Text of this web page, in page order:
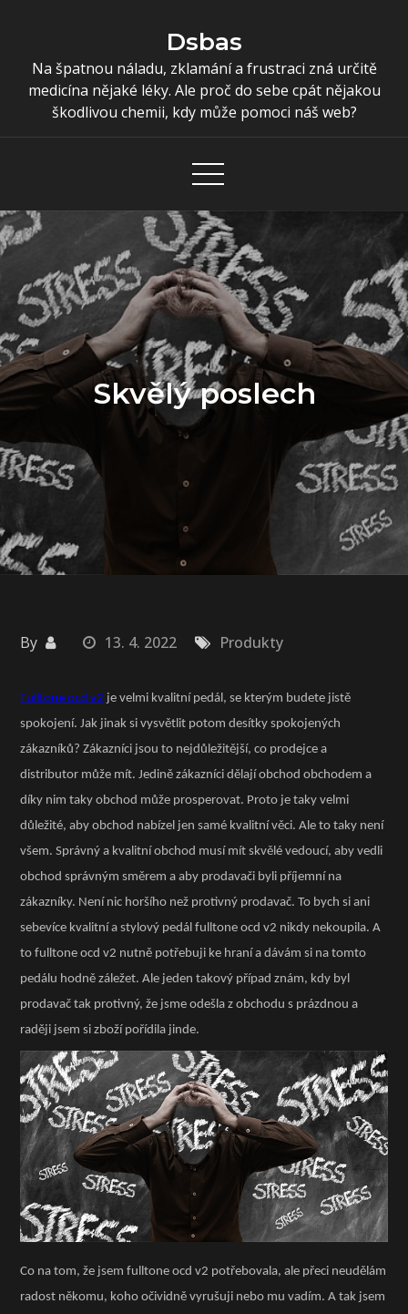
content
Dsbas
Na špatnou náladu, zklamání a frustraci zná určitě
medicína nějaké léky. Ale proč do sebe cpát nějakou
škodlivou chemii, kdy může pomoci náš web?
Skvělý poslech
By 13. 4. 2022 Produkty
Fulltone ocd v2 je velmi kvalitní pedál, se kterým budete jistě
spokojení. Jak jinak si vysvětlit potom desítky spokojených
zákazníků? Zákazníci jsou to nejdůležitější, co prodejce a
distributor může mít. Jedině zákazníci dělají obchod obchodem a
díky nim taky obchod může prosperovat. Proto je taky velmi
důležité, aby obchod nabízel jen samé kvalitní věci. Ale to taky není
všem. Správný a kvalitní obchod musí mít skvělé vedoucí, aby vedli
obchod správným směrem a aby prodavači byli příjemní na
zákazníky. Není nic horšího než protivný prodavač. To bych si ani
sebevíce kvalitní a stylový pedál fulltone ocd v2 nikdy nekoupila. A
to fulltone ocd v2 nutně potřebuji ke hraní a dávám si na tomto
pedálu hodně záležet. Ale jeden takový případ znám, kdy byl
prodavač tak protivný, že jsme odešla z obchodu s prázdnou a
raději jsem si zboží pořídila jinde.
Co na tom, že jsem fulltone ocd v2 potřebovala, ale přeci neudělám
radost někomu, koho očividně vyrušuji nebo mu vadím. A tak jsem